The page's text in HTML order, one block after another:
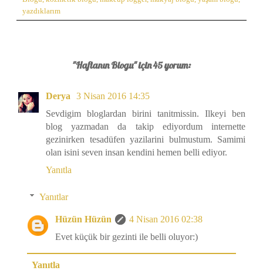
yazdıklarım
"Haftanın Blogu" için 45 yorum:
Derya
3 Nisan 2016 14:35
Sevdigim bloglardan birini tanitmissin. Ilkeyi ben
blog yazmadan da takip ediyordum internette
gezinirken tesadüfen yazilarini bulmustum. Samimi
olan isini seven insan kendini hemen belli ediyor.
Yanıtla
Yanıtlar
Hüzün Hüzün
4 Nisan 2016 02:38
Evet küçük bir gezinti ile belli oluyor:)
Yanıtla